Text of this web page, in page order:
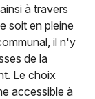
à travers
soit en pleine
il n'y
de la
Le choix
accessible à